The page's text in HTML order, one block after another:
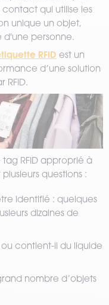
qui utilise les
unique un objet,
d'une personne.
RFID est un
d’une solution
RFID.
RFID approprié à
questions :
identifié : quelques
dizaines de
contient-il du liquide
nombre d’objets